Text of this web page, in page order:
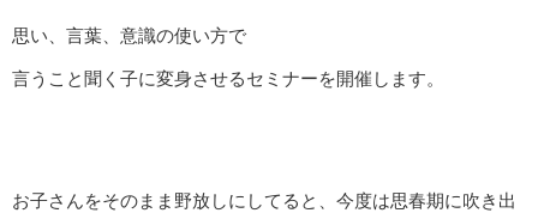
思い、言葉、意識の使い方で
言うこと聞く子に変身させるセミナーを開催します。
お子さんをそのまま野放しにしてると、今度は思春期に吹き出